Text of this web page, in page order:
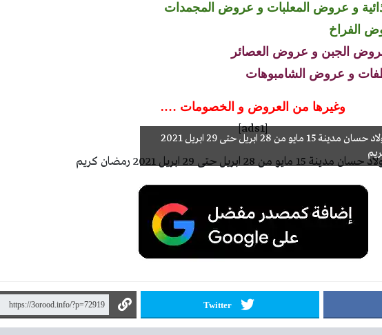
و عروض المعلبات و عروض المجمدات
الفراخ
الجبن و عروض العصائر
و عروض الشامبوهات
وغيرها من العروض و الخصومات ….
[ads1]
عروض اولاد حسان مدينة 15 مايو من 28 ابريل حتى 29 ابريل 2021
Twitter